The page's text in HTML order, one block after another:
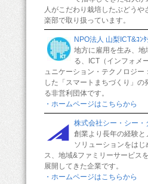
人がこだわり栽培したぶどう
楽部で取り扱っています。
NPO法人 山梨ICT&ｺﾝﾀ
地方に雇用を生み、
る、ICT（インフォメ
ュニケーション・テクノロジー
した「スマートまちづくり」の
る非営利団体です。
・ホームページはこちらから
株式会社シー・シー・
創業より長年の経験
ソリューションをは
ス、地域&ファミリーサービス
展開してきた企業です。
・ホームページはこちらから